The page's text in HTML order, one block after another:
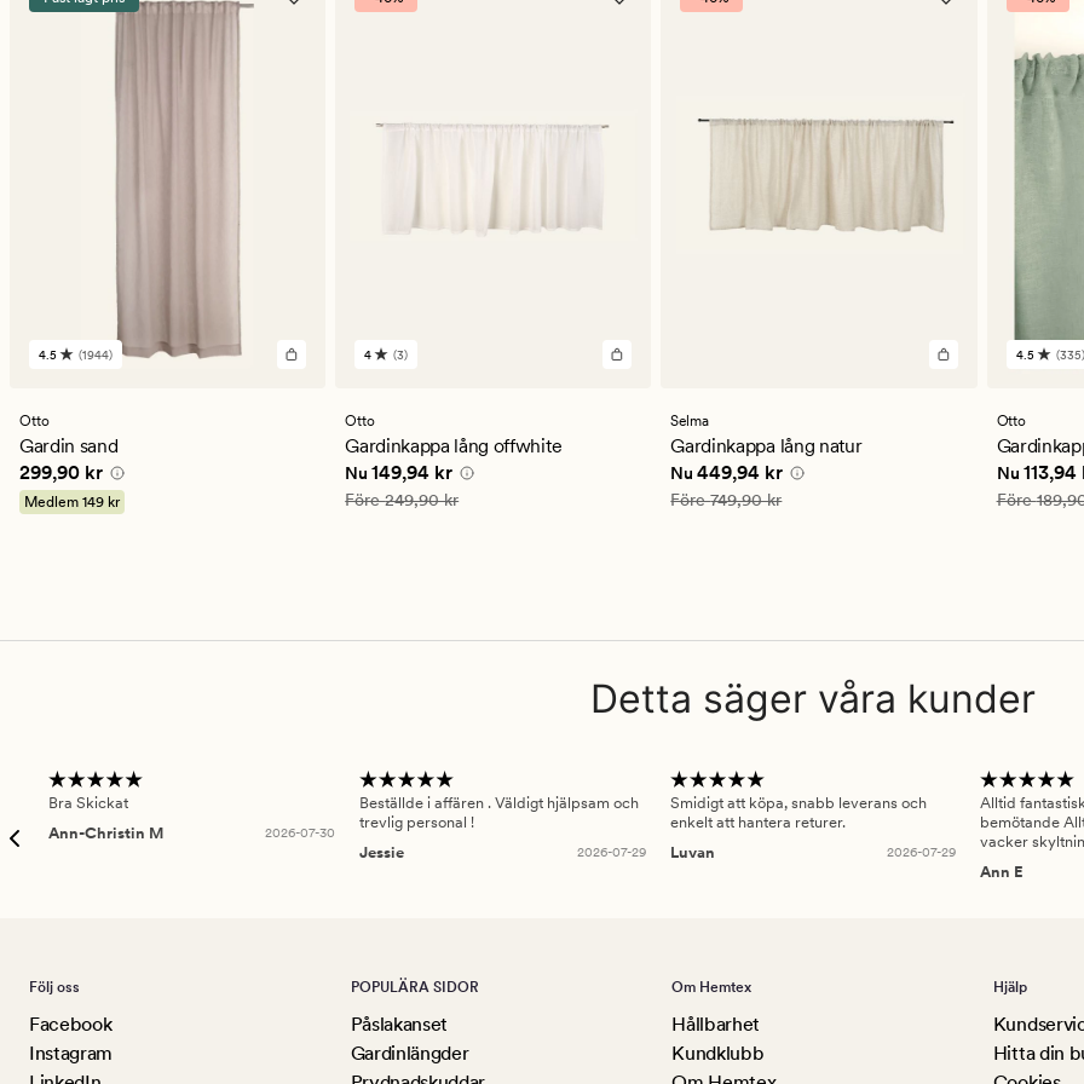
1944
ett
genomsnittligt
betyg
på
4.5
4.5 (1944)
Otto
Gardin sand
Pris 299,90 kr
299,90 kr
Medlem 149 kr
3
ett
genomsnittligt
betyg
på
4
4 (3)
Otto
Gardinkappa lång offwhite
Nuvarande pris
Nu 149,94 kr
Ordinarie pris 249,90 kr
Före249,90 kr
Selma
Gardinkappa lång natur
Nuvarande pris
Nu 449,94 kr
Ordinarie pris 749,90 kr
Före749,90 kr
335
ett
betyg
på
4.5
4.5 (335)
Otto
Nu 113,94
Ordinarie
Före
Detta säger våra kunder
Bra Skickat
Ann-Christin M
2026-07-30
Beställde i affären . Väldigt hjälpsam och
trevlig personal !
Jessie
2026-07-29
Smidigt att köpa, snabb leverans och
enkelt att hantera returer.
Luvan
2026-07-29
Alltid
bemötande
vacker
Ann E
Följ oss
Facebook
Instagram
POPULÄRA SIDOR
Påslakanset
Gardinlängder
Om Hemtex
Hållbarhet
Kundklubb
Hjälp
Hitta din